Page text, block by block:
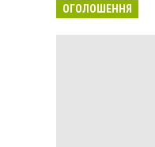
ОГОЛОШЕННЯ